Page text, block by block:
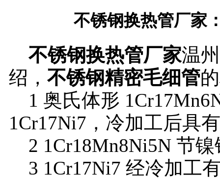
不锈钢换热管厂家
不锈钢换热管厂家温
绍， 不锈钢精密毛细管
1 奥氏体形
1Cr17Ni7，冷加工后具
2 1Cr18Mn8Ni5N 节镍
3 1Cr17Ni7 经冷加工